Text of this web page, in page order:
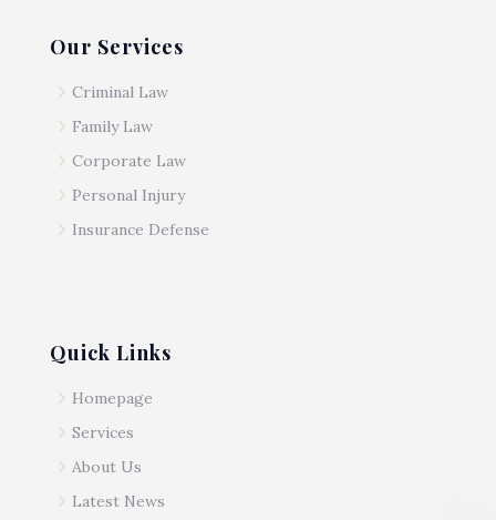
Our Services
5 Criminal Law
5 Family Law
5 Corporate Law
5 Personal Injury
5 Insurance Defense
Quick Links
5 Homepage
5 Services
5 About Us
5 Latest News